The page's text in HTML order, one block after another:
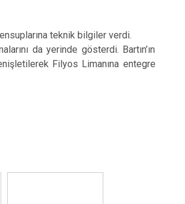
teknik bilgiler verdi.
da yerinde gösterdi. Bartın’ın
Filyos Limanına entegre